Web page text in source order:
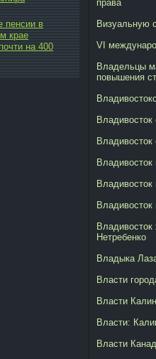
пенсии в
крае
на 400
права
Визуальную
VI
Владельцы
повышения
Владивосток
Владивосток
Нетребенко
Владыка
Власти
Власти
Власти:
Власти